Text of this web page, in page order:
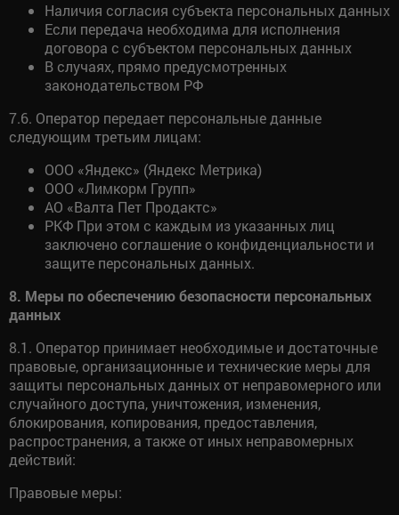
Наличия согласия субъекта персональных данных
Если передача необходима для исполнения
договора с субъектом персональных данных
В случаях, прямо предусмотренных
законодательством РФ
7.6. Оператор передает персональные данные
следующим третьим лицам:
ООО «Яндекс» (Яндекс Метрика)
ООО «Лимкорм Групп»
АО «Валта Пет Продактс»
РКФ При этом с каждым из указанных лиц
заключено соглашение о конфиденциальности и
защите персональных данных.
8. Меры по обеспечению безопасности персональных
данных
8.1. Оператор принимает необходимые и достаточные
правовые, организационные и технические меры для
защиты персональных данных от неправомерного или
случайного доступа, уничтожения, изменения,
блокирования, копирования, предоставления,
распространения, а также от иных неправомерных
действий:
Правовые меры: